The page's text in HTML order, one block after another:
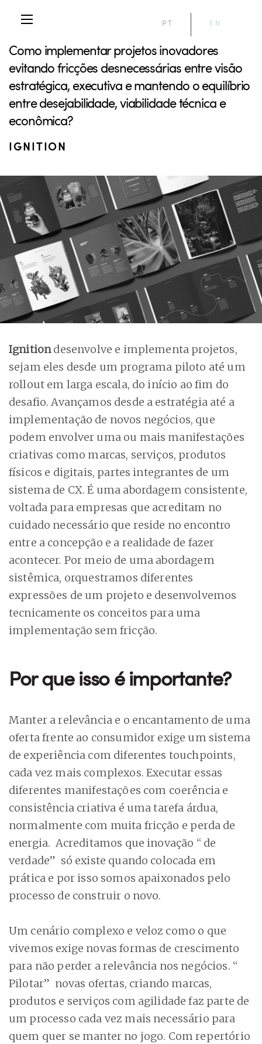
PT EN
Como implementar projetos inovadores
evitando fricções desnecessárias entre visão
estratégica, executiva e mantendo o equilíbrio
entre desejabilidade, viabilidade técnica e
econômica?
IGNITION
Ignitiondesenvolve e implementa projetos,
sejam eles desde um programa piloto até um
rollout em larga escala, do início ao fim do
desafio. Avançamos desde a estratégia até a
implementação de novos negócios, que
podem envolver uma ou mais manifestações
criativas como marcas, serviços, produtos
físicos e digitais, partes integrantes de um
sistema de CX. É uma abordagem consistente,
voltada para empresas que acreditam no
cuidado necessário que reside no encontro
entre a concepção e a realidade de fazer
acontecer. Por meio de uma abordagem
sistêmica, orquestramos diferentes
expressões de um projeto e desenvolvemos
tecnicamente os conceitos para uma
implementação sem fricção.
Por que isso é importante?
Manter a relevância e o encantamento de uma
oferta frente ao consumidor exige um sistema
de experiência com diferentes touchpoints,
cada vez mais complexos. Executar essas
diferentes manifestações com coerência e
consistência criativa é uma tarefa árdua,
normalmente com muita fricção e perda de
energia. Acreditamos que inovação “ de
verdade” só existe quando colocada em
prática e por isso somos apaixonados pelo
processo de construir o novo.
Um cenário complexo e veloz como o que
vivemos exige novas formas de crescimento
para não perder a relevância nos negócios. “
Pilotar” novas ofertas, criando marcas,
produtos e serviços com agilidade faz parte de
um processo cada vez mais necessário para
quem quer se manter no jogo. Com repertório